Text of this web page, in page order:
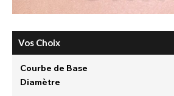
Vos Choix
Courbe de Base
Diamètre